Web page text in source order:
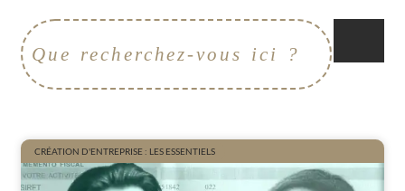
CRÉATION D'ENTREPRISE : LES ESSENTIELS